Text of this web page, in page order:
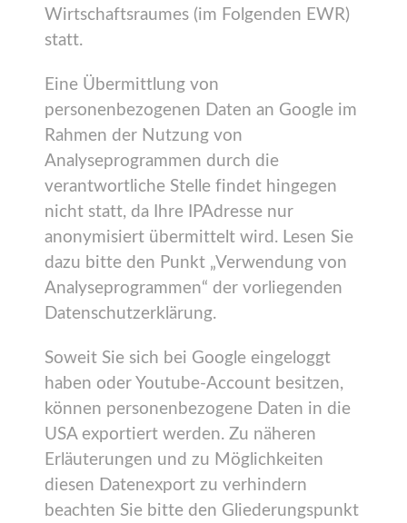
Wirtschaftsraumes (im Folgenden EWR)
statt.
Eine Übermittlung von
personenbezogenen Daten an Google im
Rahmen der Nutzung von
Analyseprogrammen durch die
verantwortliche Stelle findet hingegen
nicht statt, da Ihre IPAdresse nur
anonymisiert übermittelt wird. Lesen Sie
dazu bitte den Punkt „Verwendung von
Analyseprogrammen“ der vorliegenden
Datenschutzerklärung.
Soweit Sie sich bei Google eingeloggt
haben oder Youtube-Account besitzen,
können personenbezogene Daten in die
USA exportiert werden. Zu näheren
Erläuterungen und zu Möglichkeiten
diesen Datenexport zu verhindern
beachten Sie bitte den Gliederungspunkt